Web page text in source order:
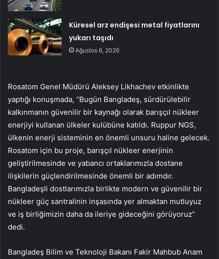
Küresel arz endişesi metal fiyatlarını
yukarı taşıdı
Ağustos 6, 2026
Rosatom Genel Müdürü Aleksey Likhachev etkinlikte
yaptığı konuşmada, “Bugün Bangladeş, sürdürülebilir
kalkınmanın güvenilir bir kaynağı olarak barışçıl nükleer
enerjiyi kullanan ülkeler kulübüne katıldı. Ruppur NGS,
ülkenin enerji sisteminin en önemli unsuru haline gelecek.
Rosatom için bu proje, barışçıl nükleer enerjinin
geliştirilmesinde ve yabancı ortaklarımızla dostane
ilişkilerin güçlendirilmesinde önemli bir adımdır.
Bangladeşli dostlarımızla birlikte modern ve güvenilir bir
nükleer güç santralinin inşasında yer almaktan mutluyuz
ve iş birliğimizin daha da ileriye gideceğini görüyoruz”
dedi.
Bangladeş Bilim ve Teknoloji Bakanı Fakir Mahbub Anam